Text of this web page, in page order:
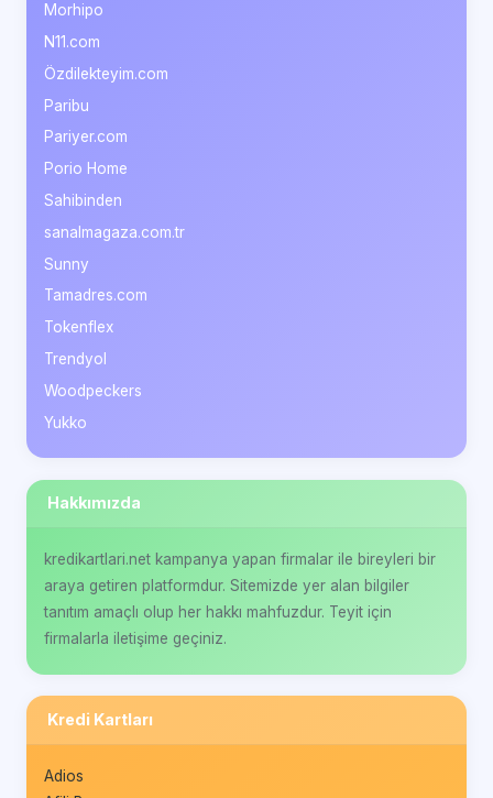
Morhipo
N11.com
Özdilekteyim.com
Paribu
Pariyer.com
Porio Home
Sahibinden
sanalmagaza.com.tr
Sunny
Tamadres.com
Tokenflex
Trendyol
Woodpeckers
Yukko
Hakkımızda
kredikartlari.net kampanya yapan firmalar ile bireyleri bir
araya getiren platformdur. Sitemizde yer alan bilgiler
tanıtım amaçlı olup her hakkı mahfuzdur. Teyit için
firmalarla iletişime geçiniz.
Kredi Kartları
Adios